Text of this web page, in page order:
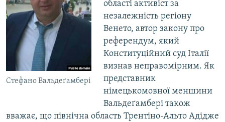
Стефано Вальдеґамбері
області активіст за
незалежність регіону
Венето, автор закону про
референдум, який
Конституційний суд Італії
визнав неправомірним. Як
представник
німецькомовної меншини
Вальдеґамбері також
вважає, що північна область Трентіно-Альто Адідже